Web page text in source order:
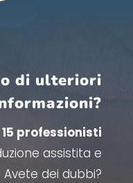
di ulteriori
15 professionisti
assistita e
dei dubbi?